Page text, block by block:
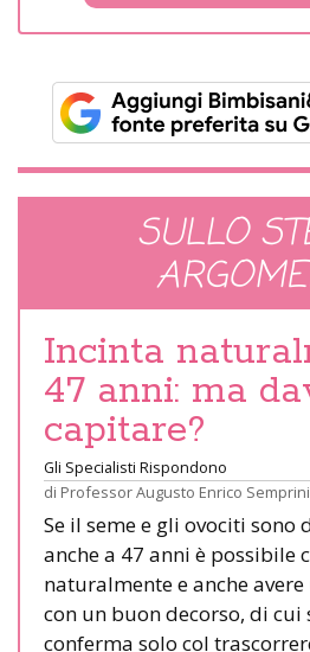
SULLO
Incinta
47 anni: ma
capitare?
Gli Specialisti Rispondono
di Professor Augusto Enrico Semprini
Se il seme e gli ovociti
anche a 47 anni è possibile
naturalmente e anche
con un buon decorso, di cui
conferma solo col